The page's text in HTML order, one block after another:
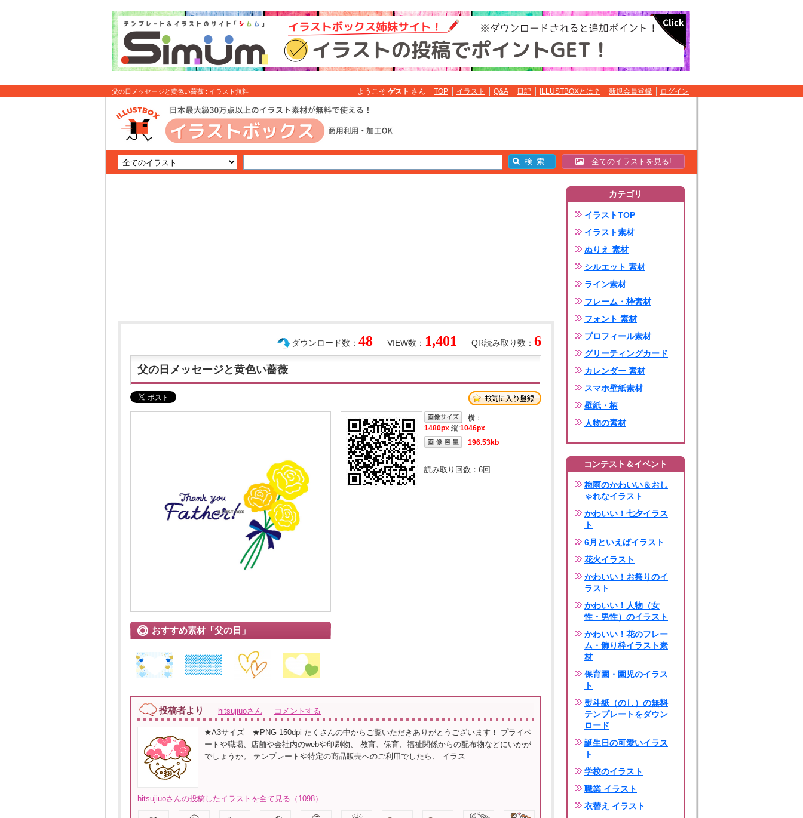
父の日メッセージと黄色い薔薇 : イラスト無料 ようこそ ゲスト さん TOP イラスト Q&A 日記 ILLUSTBOXとは？ 新規会員登録 ログイン
全てのイラストを見る!
QR読み取り数： 6
VIEW数： 1,401
ダウンロード数： 48
父の日メッセージと黄色い薔薇
おすすめ素材「父の日」
横：
1480px 縦:1046px
196.53kb
読み取り回数： 6回
投稿者より hitsujiuoさん コメントする
★A3サイズ ★PNG 150dpi たくさんの中からご覧いただきありがとうございます！ プライベ
ートや職場、店舗や会社内のwebや印刷物、 教育、保育、福祉関係からの配布物などにいかが
でしょうか。 テンプレートや特定の商品販売へのご利用でしたら、 イラス
hitsujiuoさんの投稿したイラストを全て見る（1098）
カテゴリ
イラストTOP
イラスト素材
ぬりえ 素材
シルエット 素材
ライン素材
フレーム・枠素材
フォント 素材
プロフィール素材
グリーティングカード
カレンダー 素材
スマホ壁紙素材
壁紙・柄
人物の素材
コンテスト＆イベント
梅雨のかわいい＆おし
ゃれなイラスト
かわいい！七夕イラス
ト
6月といえばイラスト
花火イラスト
かわいい！お祭りのイ
ラスト
かわいい！人物（女
性・男性）のイラスト
かわいい！花のフレー
ム・飾り枠イラスト素
材
保育園・園児のイラス
ト
熨斗紙（のし）の無料
テンプレートをダウン
ロード
誕生日の可愛いイラス
ト
学校のイラスト
職業 イラスト
衣替え イラスト